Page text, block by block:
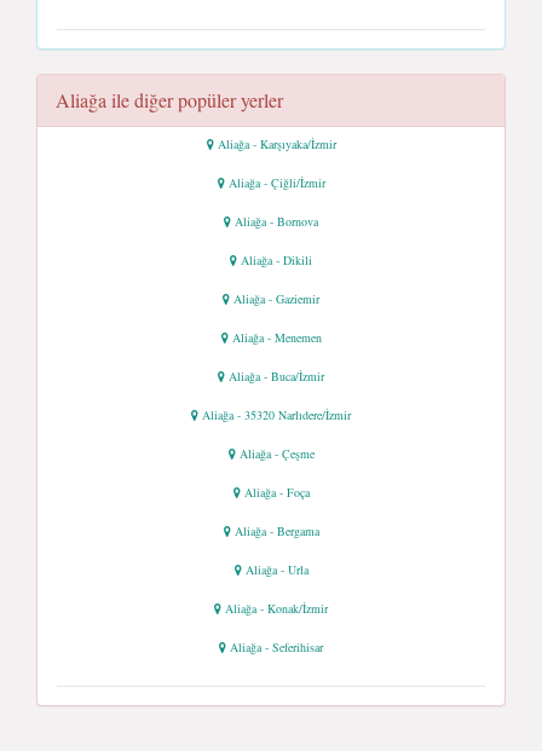
Aliağa ile diğer popüler yerler
Aliağa - Karşıyaka/İzmir
Aliağa - Çiğli/İzmir
Aliağa - Bornova
Aliağa - Dikili
Aliağa - Gaziemir
Aliağa - Menemen
Aliağa - Buca/İzmir
Aliağa - 35320 Narlıdere/İzmir
Aliağa - Çeşme
Aliağa - Foça
Aliağa - Bergama
Aliağa - Urla
Aliağa - Konak/İzmir
Aliağa - Seferihisar